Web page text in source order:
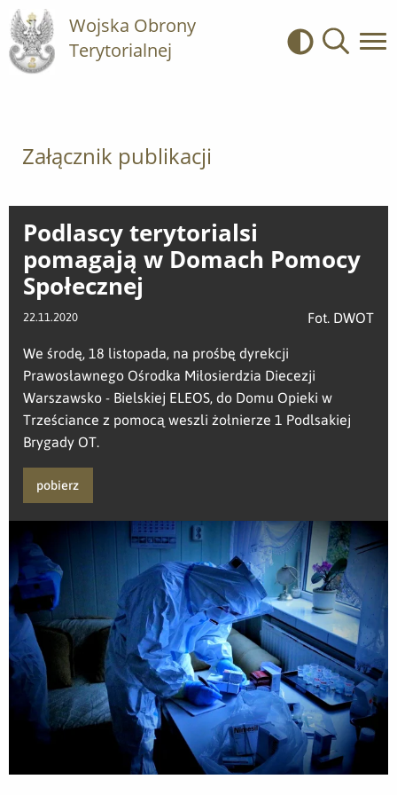
Wojska Obrony
Terytorialnej
Kontrast
Załącznik publikacji
Podlascy terytorialsi
pomagają w Domach Pomocy
Społecznej
22.11.2020 Fot. DWOT
We środę, 18 listopada, na prośbę dyrekcji
Prawosławnego Ośrodka Miłosierdzia Diecezji
Warszawsko - Bielskiej ELEOS, do Domu Opieki w
Trześciance z pomocą weszli żołnierze 1 Podlsakiej
Brygady OT.
pobierz